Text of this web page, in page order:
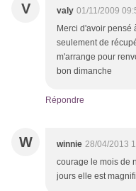
V valy 01/11/2009
Merci d'avoir pensé
seulement de
m'arrange pour
bon dimanche
Répondre
W winnie 28/04/2013
courage le mois de
jours elle est